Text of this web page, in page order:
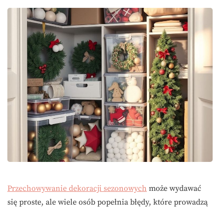
Przechowywanie dekoracji sezonowych może wydawać
się proste, ale wiele osób popełnia błędy, które prowadzą